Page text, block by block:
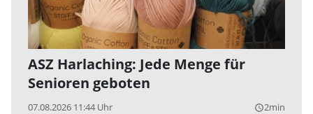
ASZ Harlaching: Jede Menge für
Senioren geboten
07.08.2026 11:44 Uhr query_builder2min